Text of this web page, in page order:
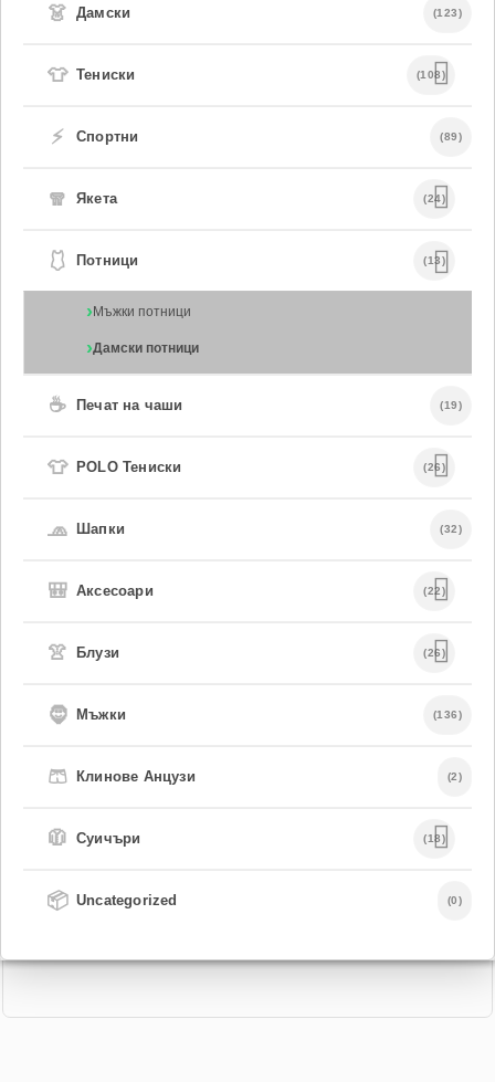
👗 Дамски (123)
👕 Тениски (108)
⚡ Спортни (89)
🧣 Якета (24)
🩱 Потници (13)
Мъжки потници
Дамски потници
☕ Печат на чаши (19)
👕 POLO Тениски (26)
🧢 Шапки (32)
🎒 Аксесоари (22)
👚 Блузи (26)
🧔 Мъжки (136)
🩳 Клинове Анцузи (2)
🧥 Суичъри (18)
📦 Uncategorized (0)